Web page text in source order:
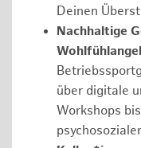
Deinen
Nachhaltige
über digitale
Workshops